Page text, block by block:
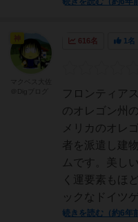
616名 1名
フロンティア
のオレゴン州
メリカのオレ
者を派遣し建
ムです。美し
く運要素もほ
ックなドイツ
続きを読む（約6年
神